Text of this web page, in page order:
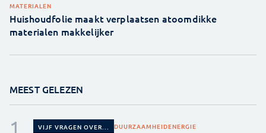
MATERIALEN
Huishoudfolie maakt verplaatsen atoomdikke
materialen makkelijker
MEEST GELEZEN
VIJF VRAGEN OVER... DUURZAAMHEIDENERGIE